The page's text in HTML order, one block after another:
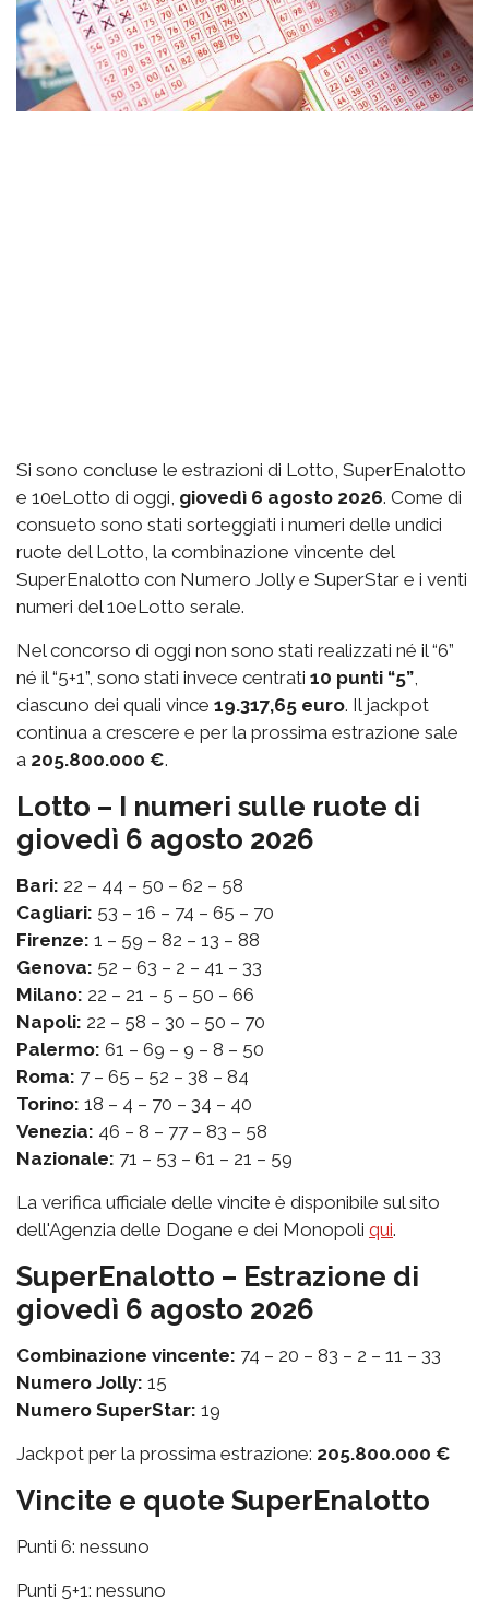
Si sono concluse le estrazioni di Lotto, SuperEnalotto
e 10eLotto di oggi, giovedì 6 agosto 2026. Come di
consueto sono stati sorteggiati i numeri delle undici
ruote del Lotto, la combinazione vincente del
SuperEnalotto con Numero Jolly e SuperStar e i venti
numeri del 10eLotto serale.
Nel concorso di oggi non sono stati realizzati né il “6”
né il “5+1”, sono stati invece centrati 10 punti “5”,
ciascuno dei quali vince 19.317,65 euro. Il jackpot
continua a crescere e per la prossima estrazione sale
a 205.800.000 €.
Lotto – I numeri sulle ruote di
giovedì 6 agosto 2026
Bari: 22 – 44 – 50 – 62 – 58
Cagliari: 53 – 16 – 74 – 65 – 70
Firenze: 1 – 59 – 82 – 13 – 88
Genova: 52 – 63 – 2 – 41 – 33
Milano: 22 – 21 – 5 – 50 – 66
Napoli: 22 – 58 – 30 – 50 – 70
Palermo: 61 – 69 – 9 – 8 – 50
Roma: 7 – 65 – 52 – 38 – 84
Torino: 18 – 4 – 70 – 34 – 40
Venezia: 46 – 8 – 77 – 83 – 58
Nazionale: 71 – 53 – 61 – 21 – 59
La verifica ufficiale delle vincite è disponibile sul sito
dell'Agenzia delle Dogane e dei Monopoli qui.
SuperEnalotto – Estrazione di
giovedì 6 agosto 2026
Combinazione vincente: 74 – 20 – 83 – 2 – 11 – 33
Numero Jolly: 15
Numero SuperStar: 19
Jackpot per la prossima estrazione: 205.800.000 €
Vincite e quote SuperEnalotto
Punti 6: nessuno
Punti 5+1: nessuno